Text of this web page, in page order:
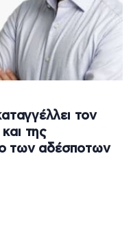
τον
της
των αδέσποτων